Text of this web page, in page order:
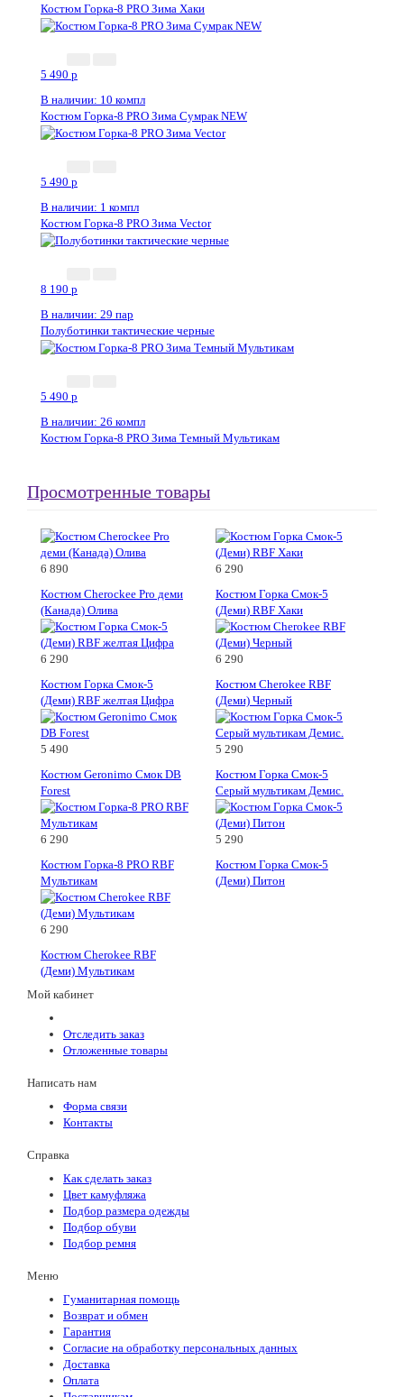
Костюм Горка-8 PRO Зима Хаки
5 490 p
В наличии: 10 компл
Костюм Горка-8 PRO Зима Сумрак NEW
5 490 p
В наличии: 1 компл
Костюм Горка-8 PRO Зима Vector
8 190 p
В наличии: 29 пар
Полуботинки тактические черные
5 490 p
В наличии: 26 компл
Костюм Горка-8 PRO Зима Темный Мультикам
Просмотренные товары
6 890
Костюм Cherockee Pro деми
(Канада) Олива
6 290
Костюм Горка Смок-5
(Деми) RBF Хаки
6 290
Костюм Горка Смок-5
(Деми) RBF желтая Цифра
6 290
Костюм Cherokee RBF
(Деми) Черный
5 490
Костюм Geronimo Смок DB
Forest
5 290
Костюм Горка Смок-5
Серый мультикам Демис.
6 290
Костюм Горка-8 PRO RBF
Мультикам
5 290
Костюм Горка Смок-5
(Деми) Питон
6 290
Костюм Cherokee RBF
(Деми) Мультикам
Мой кабинет
Отследить заказ
Отложенные товары
Написать нам
Форма связи
Контакты
Справка
Как сделать заказ
Цвет камуфляжа
Подбор размера одежды
Подбор обуви
Подбор ремня
Меню
Гуманитарная помощь
Возврат и обмен
Гарантия
Согласие на обработку персональных данных
Доставка
Оплата